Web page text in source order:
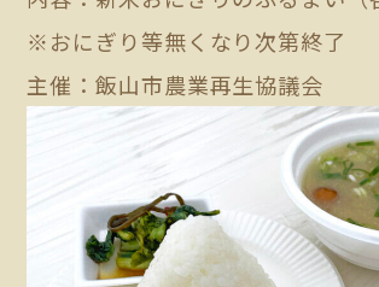
※おにぎり等無くなり次第終了
主催：飯山市農業再生協議会